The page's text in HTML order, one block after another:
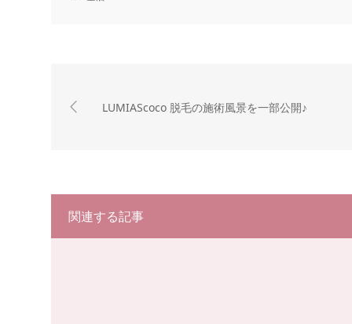
LUMIAScoco 脱毛の施術風景を一部公開♪
関連する記事